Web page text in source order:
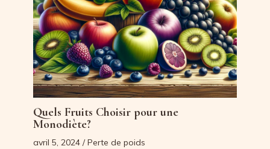
Quels Fruits Choisir pour une
Monodiète?
avril 5, 2024 /Perte de poids